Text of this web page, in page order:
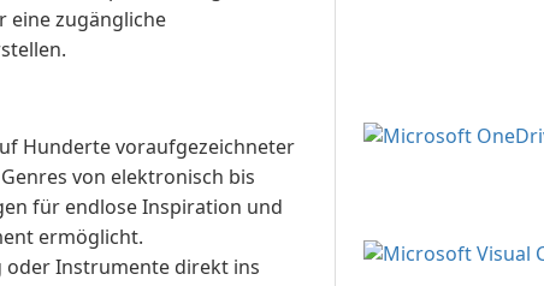
eine zugängliche
Hunderte voraufgezeichneter
von elektronisch bis
für endlose Inspiration und
ermöglicht.
oder Instrumente direkt ins